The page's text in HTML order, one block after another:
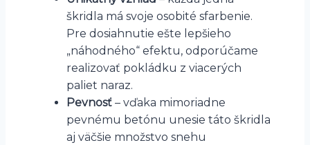
škridla má svoje osobité sfarbenie.
Pre dosiahnutie ešte lepšieho
„náhodného“ efektu, odporúčame
realizovať pokládku z viacerých
paliet naraz.
Pevnosť – vďaka mimoriadne
pevnému betónu unesie táto škridla
aj väčšie množstvo snehu